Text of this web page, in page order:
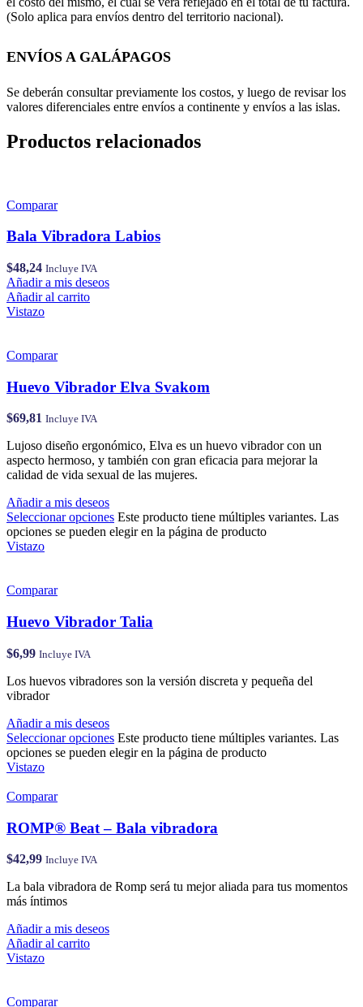
(Solo aplica para envíos dentro del territorio nacional).
ENVÍOS A GALÁPAGOS
Se deberán consultar previamente los costos, y luego de revisar los
valores diferenciales entre envíos a continente y envíos a las islas.
Productos relacionados
Comparar
Bala Vibradora Labios
$48,24 Incluye IVA
Añadir a mis deseos
Añadir al carrito
Vistazo
Comparar
Huevo Vibrador Elva Svakom
$69,81 Incluye IVA
Lujoso diseño ergonómico, Elva es un huevo vibrador con un
aspecto hermoso, y también con gran eficacia para mejorar la
calidad de vida sexual de las mujeres.
Añadir a mis deseos
Seleccionar opciones Este producto tiene múltiples variantes. Las
opciones se pueden elegir en la página de producto
Vistazo
Comparar
Huevo Vibrador Talia
$6,99 Incluye IVA
Los huevos vibradores son la versión discreta y pequeña del
vibrador
Añadir a mis deseos
Seleccionar opciones Este producto tiene múltiples variantes. Las
opciones se pueden elegir en la página de producto
Vistazo
Comparar
ROMP® Beat – Bala vibradora
$42,99 Incluye IVA
La bala vibradora de Romp será tu mejor aliada para tus momentos
más íntimos
Añadir a mis deseos
Añadir al carrito
Vistazo
Comparar